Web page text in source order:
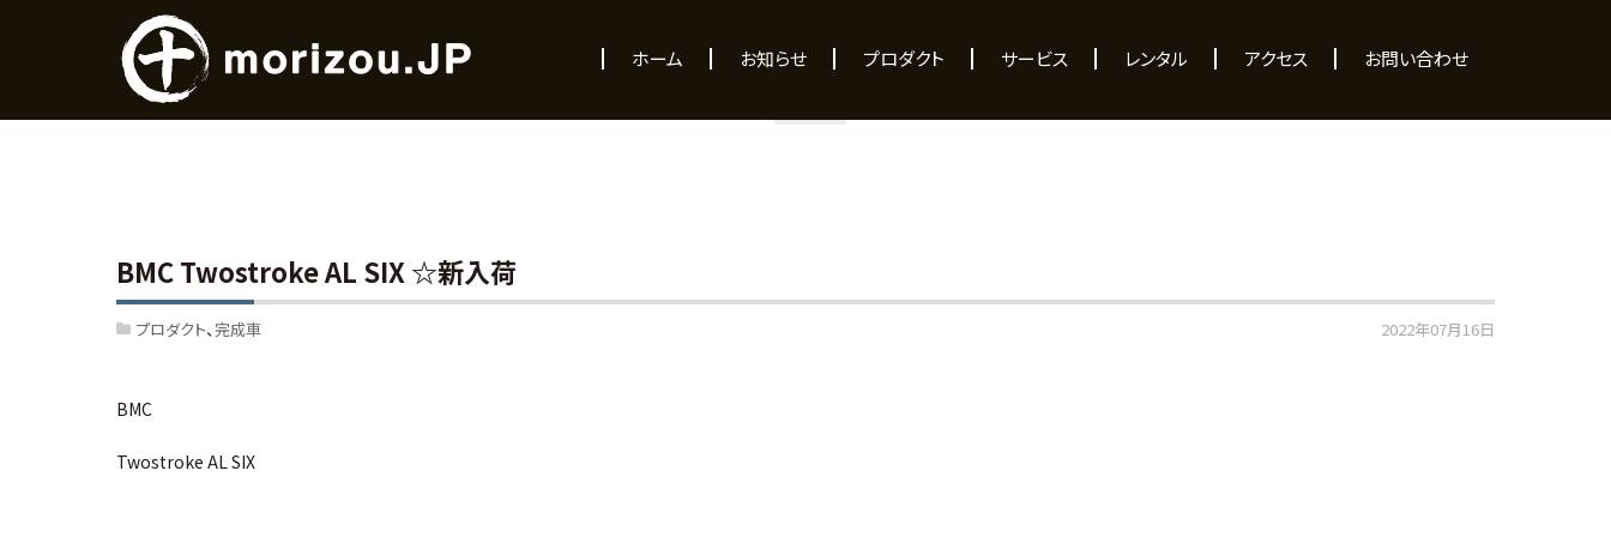
ホーム お知らせ プロダクト サービス レンタル アクセス お問い合わせ
NEWS
BMC Twostroke AL SIX ☆新入荷
プロダクト 完成車 2022年07月16日
BMC
Twostroke AL SIX